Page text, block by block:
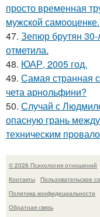
просто временная
мужской самооценке.
47. Зепюр брутян
отметила.
48. ЮАР, 2005 год.
49. Самая странная
чета арнольфини?
50. Случай с
опасную грань
техническим
© 2026 Психология отношений
Контакты
Пользовательское
Политика конфидециальности
Обратная связь